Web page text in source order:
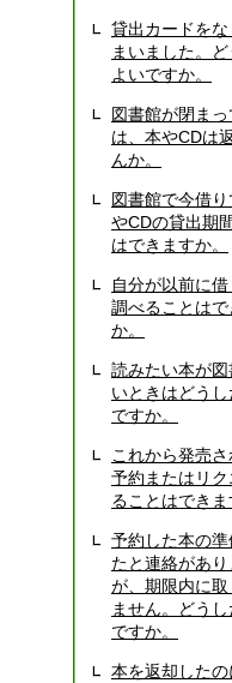
貸出カードをな
まいました。
よいですか。
図書館が閉ま
は、本やCDは
んか。
図書館で今借
やCDの貸出期
はできますか。
自分が以前に
調べることはで
か。
読みたい本が図
いときはどう
ですか。
これから発売
予約またはリク
ることはできま
予約した本の準
たと連絡があり
が、期限内に取
ません。どう
ですか。
本を返却したの